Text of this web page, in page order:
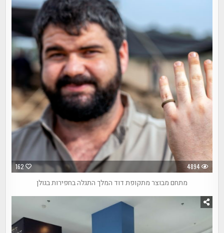
162 4894
מתחם מבוצר מתקופת דוד המלך התגלה בחפירות בגולן